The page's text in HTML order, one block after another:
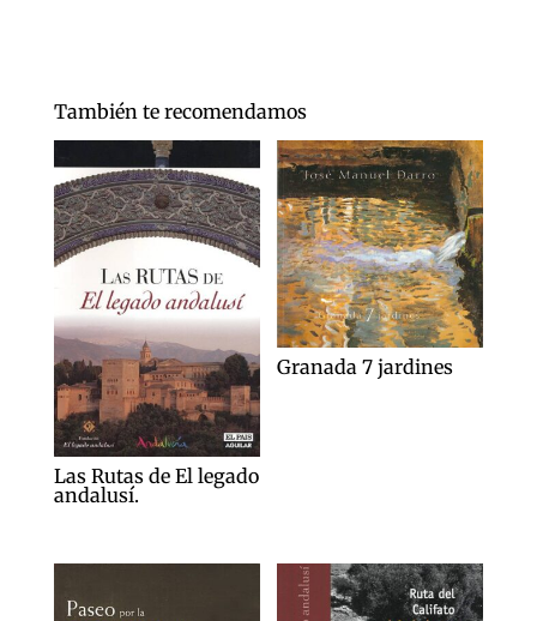
También te recomendamos
Las Rutas de El legado
andalusí.
Granada 7 jardines